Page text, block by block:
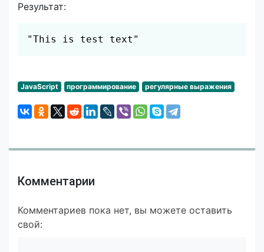
Результат:
"This is test text"
JavaScript программирование регулярные выражения
Комментарии
Комментариев пока нет, вы можете оставить
свой: